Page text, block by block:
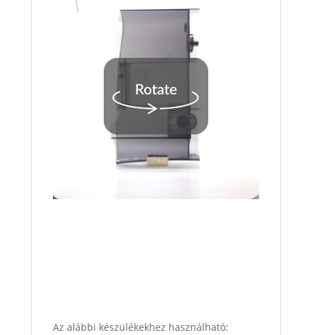
Az alábbi készülékekhez használható: